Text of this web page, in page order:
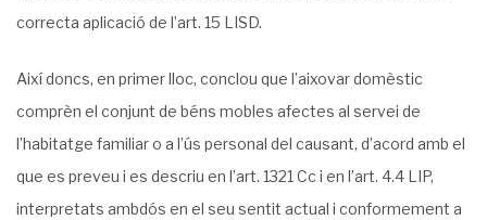
correcta aplicació de l’art. 15 LISD.
Així doncs, en primer lloc, conclou que l’aixovar domèstic
comprèn el conjunt de béns mobles afectes al servei de
l’habitatge familiar o a l’ús personal del causant, d’acord amb el
que es preveu i es descriu en l’art. 1321 Cc i en l’art. 4.4 LIP,
interpretats ambdós en el seu sentit actual i conformement a